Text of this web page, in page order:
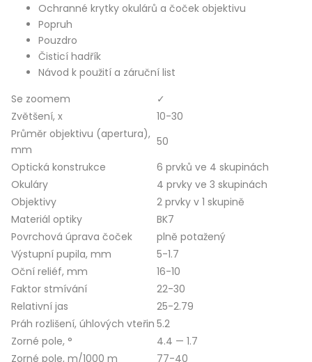
Ochranné krytky okulárů a čoček objektivu
Popruh
Pouzdro
Čisticí hadřík
Návod k použití a záruční list
Se zoomem
✓
Zvětšení, x
10-30
Průměr objektivu (apertura),
mm
50
Optická konstrukce
6 prvků ve 4 skupinách
Okuláry
4 prvky ve 3 skupinách
Objektivy
2 prvky v 1 skupině
Materiál optiky
BK7
Povrchová úprava čoček
plně potažený
Výstupní pupila, mm
5-1.7
Oční reliéf, mm
16-10
Faktor stmívání
22-30
Relativní jas
25-2.79
Práh rozlišení, úhlových vteřin 5.2
Zorné pole, °
4.4 — 1.7
Zorné pole, m/1000 m
77-40